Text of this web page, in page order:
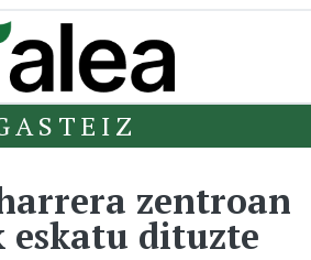
zentroan
eskatu dituzte